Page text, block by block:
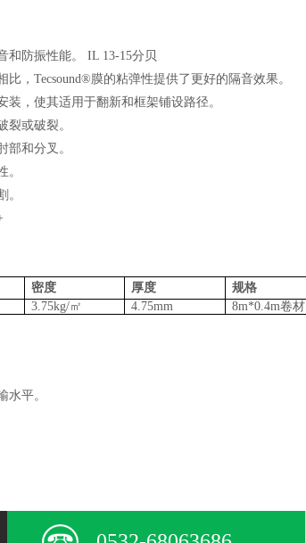
和防振性能。 IL 13-15分贝
比， Tecsound®膜的粘弹性提供了更好的隔音效果。
装，使其适用于翻新和框架铺设路径。
裂或破裂。
部和分叉。
。
。
密度 厚度
规格
3.75kg/㎡ 4.75mm 8m*0.4m卷材
水平。